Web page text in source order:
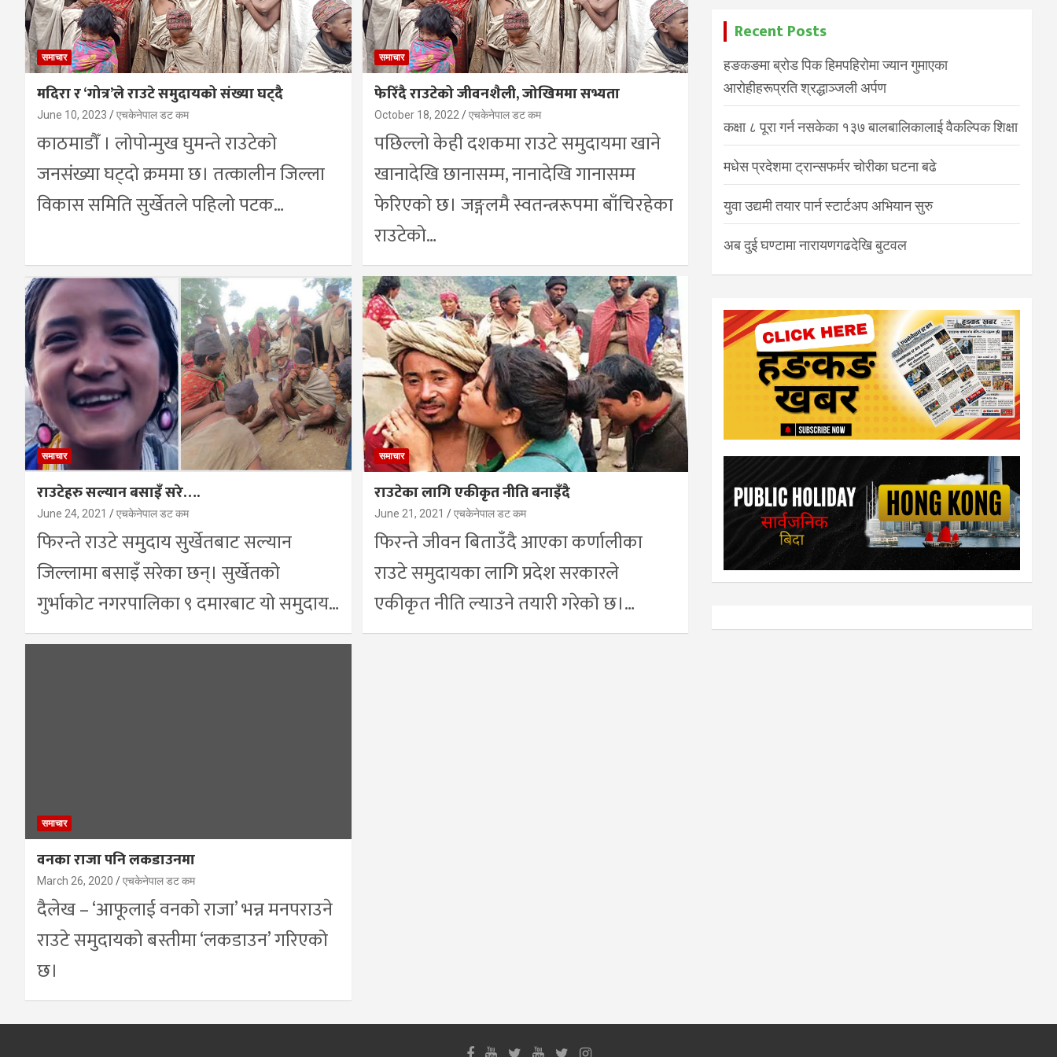
समाचार
मदिरा र ‘गोत्र’ले राउटे समुदायको संख्या घट्दै
June 10, 2023 एचकेनेपाल डट कम
काठमाडौँ । लोपोन्मुख घुमन्ते राउटेको
जनसंख्या घट्दो क्रममा छ। तत्कालीन जिल्ला
विकास समिति सुर्खेतले पहिलो पटक…
समाचार
फेरिँदै राउटेको जीवनशैली, जोखिममा सभ्यता
October 18, 2022 एचकेनेपाल डट कम
पछिल्लो केही दशकमा राउटे समुदायमा खाने
खानादेखि छानासम्म, नानादेखि गानासम्म
फेरिएको छ। जङ्गलमै स्वतन्त्ररूपमा बाँचिरहेका
राउटेको…
समाचार
राउटेहरु सल्यान बसाइँ सरे….
June 24, 2021 एचकेनेपाल डट कम
फिरन्ते राउटे समुदाय सुर्खेतबाट सल्यान
जिल्लामा बसाइँ सरेका छन्। सुर्खेतको
गुर्भाकोट नगरपालिका ९ दमारबाट यो समुदाय…
समाचार
राउटेका लागि एकीकृत नीति बनाइँदै
June 21, 2021 एचकेनेपाल डट कम
फिरन्ते जीवन बिताउँदै आएका कर्णालीका
राउटे समुदायका लागि प्रदेश सरकारले
एकीकृत नीति ल्याउने तयारी गरेको छ।…
समाचार
वनका राजा पनि लकडाउनमा
March 26, 2020 एचकेनेपाल डट कम
दैलेख – ‘आफूलाई वनको राजा’ भन्न मनपराउने
राउटे समुदायको बस्तीमा ‘लकडाउन’ गरिएको
छ।
Recent Posts
हङकङमा ब्रोड पिक हिमपहिरोमा ज्यान गुमाएका
आरोहीहरूप्रति श्रद्धाञ्जली अर्पण
कक्षा ८ पूरा गर्न नसकेका १३७ बालबालिकालाई वैकल्पिक शिक्षा
मधेस प्रदेशमा ट्रान्सफर्मर चोरीका घटना बढे
युवा उद्यमी तयार पार्न स्टार्टअप अभियान सुरु
अब दुई घण्टामा नारायणगढदेखि बुटवल